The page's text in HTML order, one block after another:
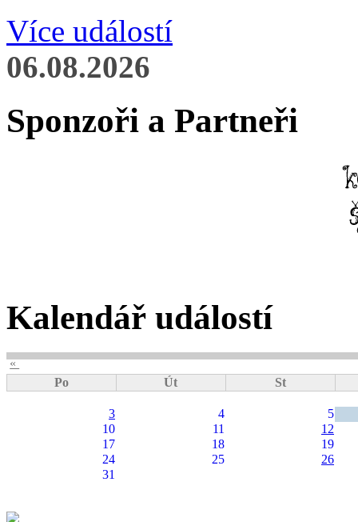
Více událostí
06.08.2026
Sponzoři a Partneři
Kalendář událostí
«
Po
Út St
3 4
5
10
11
12
17
18
19
24
25
26
31